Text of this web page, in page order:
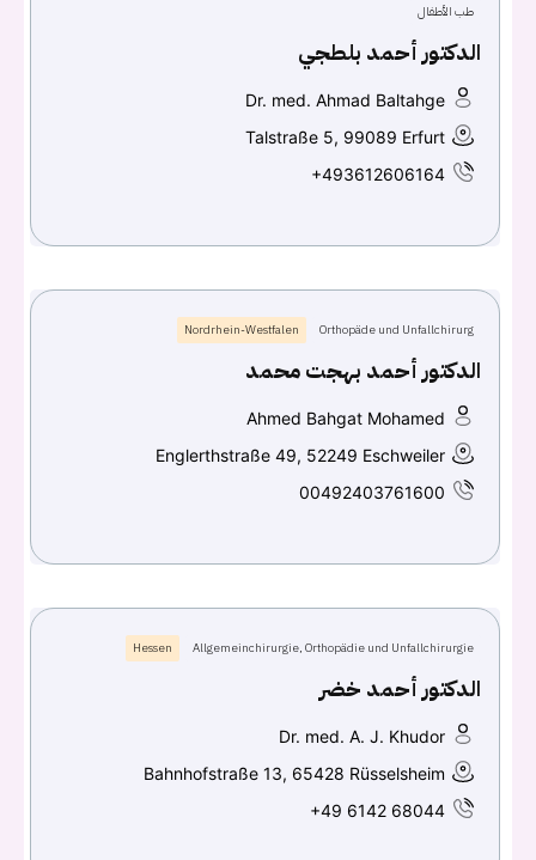
Facebook
Continue with Google
طب الأطفال
الدكتور أحمد بلطجي
Dr. med. Ahmad Baltahge
Talstraße 5, 99089 Erfurt
+493612606164
Orthopäde und Unfallchirurg
Nordrhein-Westfalen
الدكتور أحمد بهجت محمد
Ahmed Bahgat Mohamed
Englerthstraße 49, 52249 Eschweiler
00492403761600
Allgemeinchirurgie, Orthopädie und Unfallchirurgie
Hessen
الدكتور أحمد خضر
Dr. med. A. J. Khudor
Bahnhofstraße 13, 65428 Rüsselsheim
+49 6142 68044